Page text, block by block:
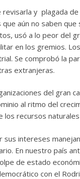
revisarla y plagada
aún no saben
usó a lo peor del
en los gremios.
Se comprobó la
extranjeras.
del gran
al ritmo del
los recursos
sus intereses
En nuestro país
de estado
con el